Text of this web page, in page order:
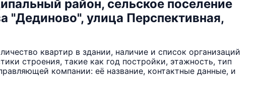
район, сельское поселение
"Дединово", улица Перспективная,
квартир в здании, наличие и список организаций
строения, такие как год постройки, этажность, тип
компании: её название, контактные данные, и